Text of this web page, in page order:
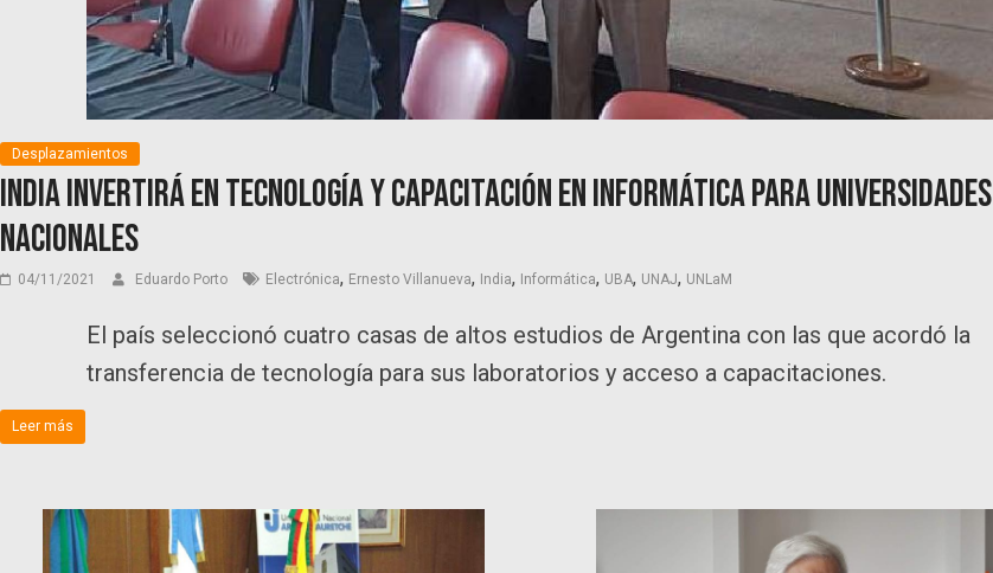
Desplazamientos
India invertirá en tecnología y capacitación en informática para universidades
nacionales
04/11/2021 Eduardo Porto Electrónica, Ernesto Villanueva, India, Informática, UBA, UNAJ, UNLaM
El país seleccionó cuatro casas de altos estudios de Argentina con las que acordó la
transferencia de tecnología para sus laboratorios y acceso a capacitaciones.
Leer más